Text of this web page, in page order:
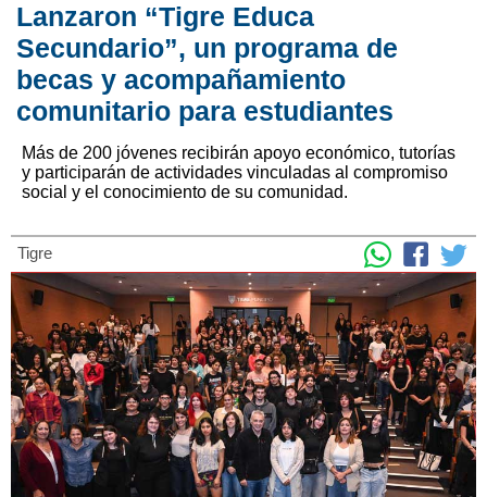
Lanzaron “Tigre Educa
Secundario”, un programa de
becas y acompañamiento
comunitario para estudiantes
Más de 200 jóvenes recibirán apoyo económico, tutorías
y participarán de actividades vinculadas al compromiso
social y el conocimiento de su comunidad.
Tigre